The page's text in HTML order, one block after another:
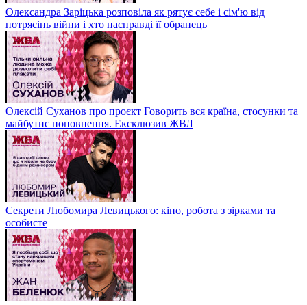
Олександра Заріцька розповіла як рятує себе і сім'ю від
потрясінь війни і хто насправді її обранець
Олексій Суханов про проєкт Говорить вся країна, стосунки та
майбутнє поповнення. Ексклюзив ЖВЛ
Секрети Любомира Левицького: кіно, робота з зірками та
особисте